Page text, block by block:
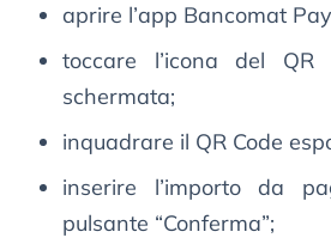
aprire l’app Bancomat
toccare l’icona del QR
schermata;
inquadrare il QR Code
inserire l’importo da
pulsante “Conferma”;